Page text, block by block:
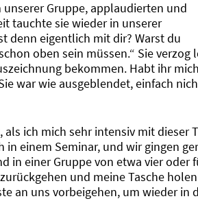
Gruppe, applaudierten und
tauchte sie wieder in unserer
denn eigentlich mit dir? Warst du
oben sein müssen.“ Sie
bekommen. Habt ihr
war wie ausgeblendet, einfach
als ich mich sehr intensiv mit
in einem Seminar, und wir gingen
in einer Gruppe von etwa vier oder
und meine Tasche
an uns vorbeigehen, um wieder in